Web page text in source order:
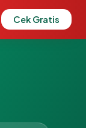
Cek Gratis